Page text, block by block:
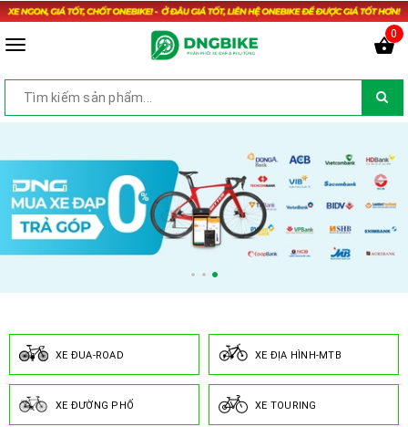
0
XE ĐUA-ROAD XE ĐỊA HÌNH-MTB
XE ĐƯỜNG PHỐ XE TOURING